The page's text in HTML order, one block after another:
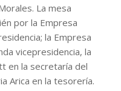
La mesa
por la Empresa
la Empresa
vicepresidencia, la
en la secretaría del
Arica en la tesorería.